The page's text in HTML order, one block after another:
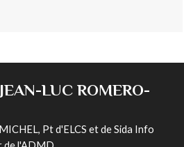
LUC ROMERO-
Pt d'ELCS et de Sida Info